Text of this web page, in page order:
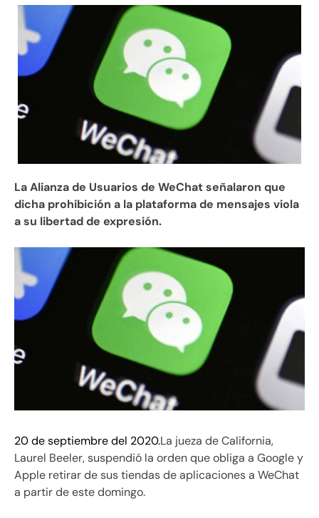
La Alianza de Usuarios de WeChat señalaron que
dicha prohibición a la plataforma de mensajes viola
a su libertad de expresión.
20 de septiembre del 2020.La jueza de California,
Laurel Beeler, suspendió la orden que obliga a Google y
Apple retirar de sus tiendas de aplicaciones a WeChat
a partir de este domingo.